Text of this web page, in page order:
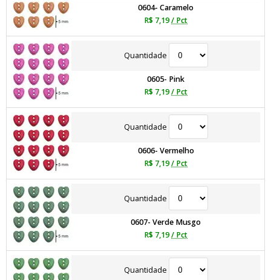
0604- Caramelo
R$ 7,19/ Pct
Quantidade
0605- Pink
R$ 7,19/ Pct
Quantidade
0606- Vermelho
R$ 7,19/ Pct
Quantidade
0607- Verde Musgo
R$ 7,19/ Pct
Quantidade